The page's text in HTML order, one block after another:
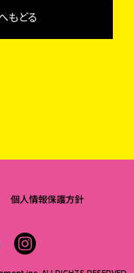
もどる
個人情報保護方針